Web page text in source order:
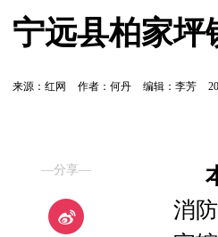
宁远县柏家坪
来源：红网 作者：何丹 编辑：李芳
—分享—
消